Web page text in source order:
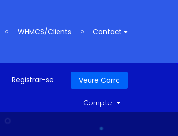
WHMCS/Clients Contact
Registrar-se Veure Carro
Compte